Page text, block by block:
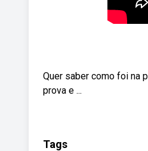
Quer saber como foi na
prova e ...
Tags